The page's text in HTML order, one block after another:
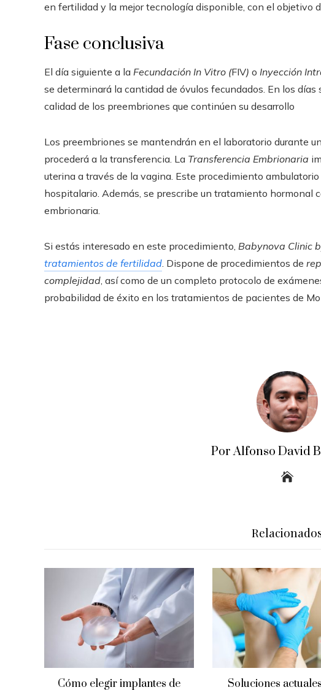
en fertilidad y la mejor tecnología disponible, con el objetivo
Fase conclusiva
El día siguiente a la Fecundación In Vitro (FIV) o Inyección
se determinará la cantidad de óvulos fecundados. En los
calidad de los preembriones que continúen su desarrollo
Los preembriones se mantendrán en el laboratorio durante
procederá a la transferencia. La Transferencia Embrionaria
uterina a través de la vagina. Este procedimiento
hospitalario. Además, se prescribe un tratamiento hormonal
embrionaria.
Si estás interesado en este procedimiento, Babynova Clinic
tratamientos de fertilidad. Dispone de procedimientos de
complejidad, así como de un completo protocolo de
probabilidad de éxito en los tratamientos de pacientes de
Por Alfonso David
Cómo elegir implantes de
Soluciones